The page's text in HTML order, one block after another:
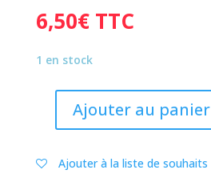
6,50€ TTC
1 en stock
quantité
LEON
ROI
Ajouter au panier
Ajouter à la liste de souhaits